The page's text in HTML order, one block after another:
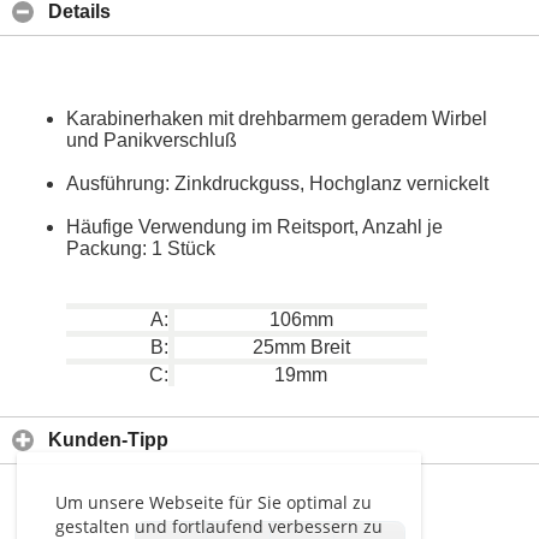
Um unsere Webseite für Sie optimal zu
gestalten und fortlaufend verbessern zu
Details
Karabinerhaken mit drehbarmem geradem Wirbel
und Panikverschluß
Ausführung: Zinkdruckguss, Hochglanz vernickelt
Häufige Verwendung im Reitsport, Anzahl je
Packung: 1 Stück
A:
106mm
B:
25mm Breit
C:
19mm
Kunden-Tipp